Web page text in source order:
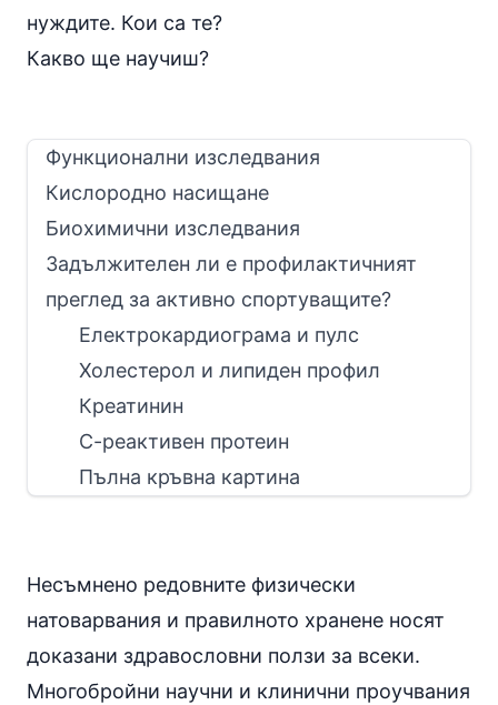
нуждите. Кои са те?
Какво ще научиш?
Функционални изследвания
Кислородно насищане
Биохимични изследвания
Задължителен ли е профилактичният
преглед за активно спортуващите?
Електрокардиограма и пулс
Холестерол и липиден профил
Креатинин
С-реактивен протеин
Пълна кръвна картина
Несъмнено редовните физически
натоварвания и правилното хранене носят
доказани здравословни ползи за всеки.
Многобройни научни и клинични проучвания